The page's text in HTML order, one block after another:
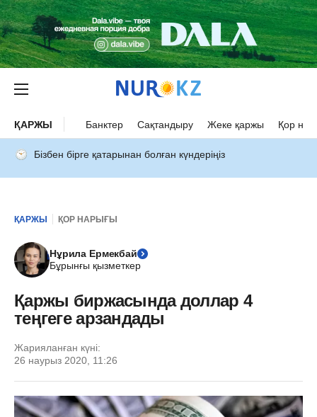
ҚАРЖЫ Банктер Сақтандыру Жеке қаржы Қор
Бізбен бірге қатарынан болған күндеріңіз
ҚАРЖЫ ҚОР НАРЫҒЫ
Нұрила Ермекбай
Бұрынғы қызметкер
Қаржы биржасында доллар 4
теңгеге арзандады
Жарияланған күні:
26 наурыз 2020, 11:26